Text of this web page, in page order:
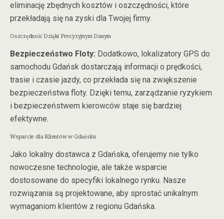
eliminację zbędnych kosztów i oszczędności, które
przekładają się na zyski dla Twojej firmy.
Oszczędność Dzięki Precyzyjnym Danym
Bezpieczeństwo Floty: Dodatkowo, lokalizatory GPS do
samochodu Gdańsk dostarczają informacji o prędkości,
trasie i czasie jazdy, co przekłada się na zwiększenie
bezpieczeństwa floty. Dzięki temu, zarządzanie ryzykiem
i bezpieczeństwem kierowców staje się bardziej
efektywne.
Wsparcie dla Klientów w Gdańsku
Jako lokalny dostawca z Gdańska, oferujemy nie tylko
nowoczesne technologie, ale także wsparcie
dostosowane do specyfiki lokalnego rynku. Nasze
rozwiązania są projektowane, aby sprostać unikalnym
wymaganiom klientów z regionu Gdańska.